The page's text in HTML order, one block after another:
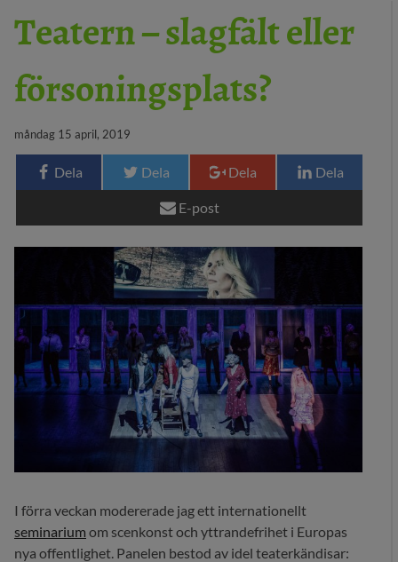
TEATERKRITIK
KULTURJOURNALISTIK
29 MEDIA
Teatern – slagfält eller
försoningsplats?
måndag 15 april, 2019
Dela Dela Dela Dela
E-post
I förra veckan modererade jag ett internationellt
seminarium om scenkonst och yttrandefrihet i Europas
nya offentlighet. Panelen bestod av idel teaterkändisar: